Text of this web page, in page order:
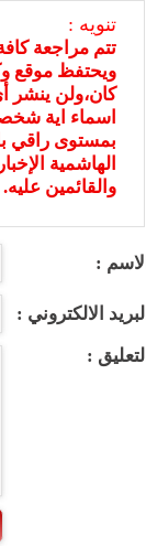
تنويه :
تتم مراجعة
ويحتفظ موقع
كان،ولن ينشر
اسماء اية
بمستوى راقي
الهاشمية
والقائمين عليه.
الاسم :
البريد الالكتروني :
التعليق :